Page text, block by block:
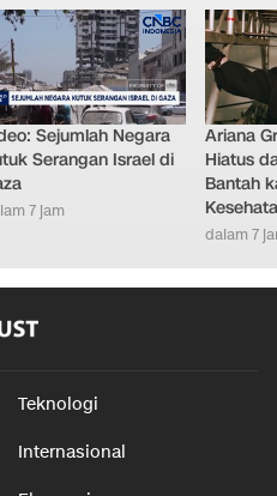
Sejumlah Negara
Serangan Israel di
7 jam
Ariana
Hiatus
Bantah
dalam 7
Teknologi
Internasional